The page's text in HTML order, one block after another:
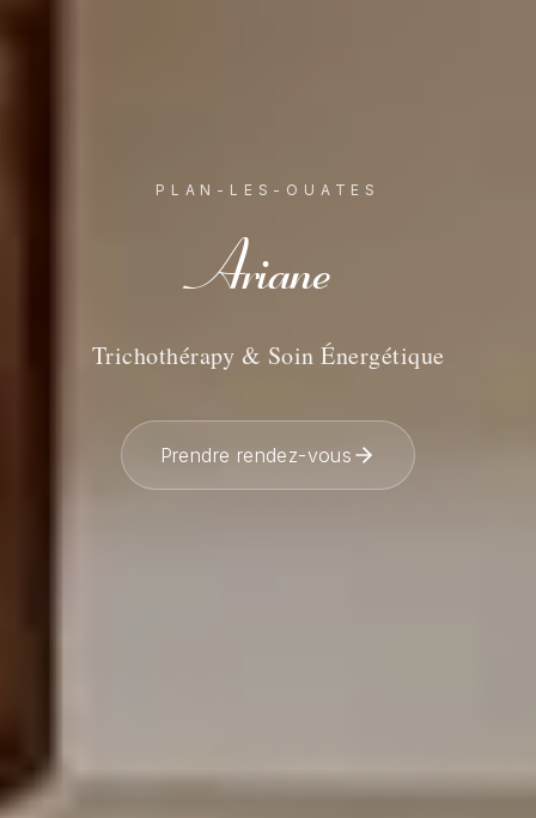
PLAN-LES-OUATES
Ariane
Trichothérapy & Soin Énergétique
Prendre rendez-vous